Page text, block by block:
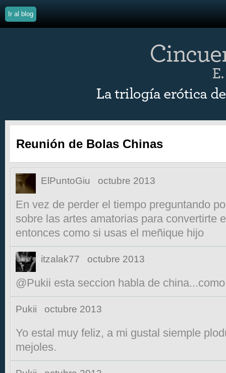
Ir al blog
Reunión de Bolas Chinas
ElPuntoGiu octubre 2013
En vez de perder el tiempo preguntando
sobre las artes amatorias para convertirte
entonces como si usas el meñique hijo
itzalak77 octubre 2013
@Pukii esta seccion habla de
Pukii octubre 2013
Yo estal muy feliz, a mi gustal siemple
mejoles.